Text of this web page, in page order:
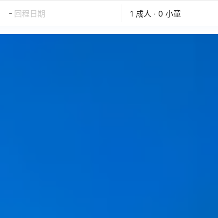
- 回程日期 1 成人 · 0 小童